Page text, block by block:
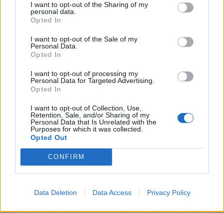
I want to opt-out of the Sharing of my
personal data.
Opted In
I want to opt-out of the Sale of my
Personal Data.
Opted In
I want to opt-out of processing my
Personal Data for Targeted Advertising.
Opted In
I want to opt-out of Collection, Use,
Retention, Sale, and/or Sharing of my
Personal Data that Is Unrelated with the
Purposes for which it was collected.
Opted Out
CONFIRM
Data Deletion Data Access Privacy Policy
und einen Zettel hinterleg, dass es lecker schmeckt.
dazu schreibe: Danke für die lieben Grüße, bin nur durch
die Arbeit eingespannt.
und jetzt wieder leise rausschleich
8 Juli 2026
lissy_kindundMagitta7070gefällt dies.
S-Moderator